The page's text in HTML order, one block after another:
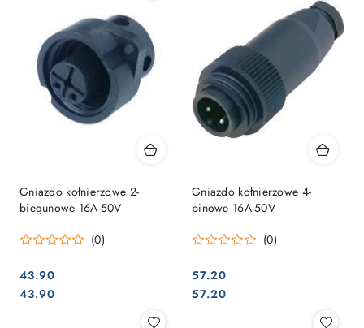
Gniazdo kołnierzowe 2-
biegunowe 16A-50V
(0)
Cena:
43.90
Cena:
43.90
Gniazdo kołnierzowe 4-
pinowe 16A-50V
(0)
Cena:
57.20
Cena:
57.20